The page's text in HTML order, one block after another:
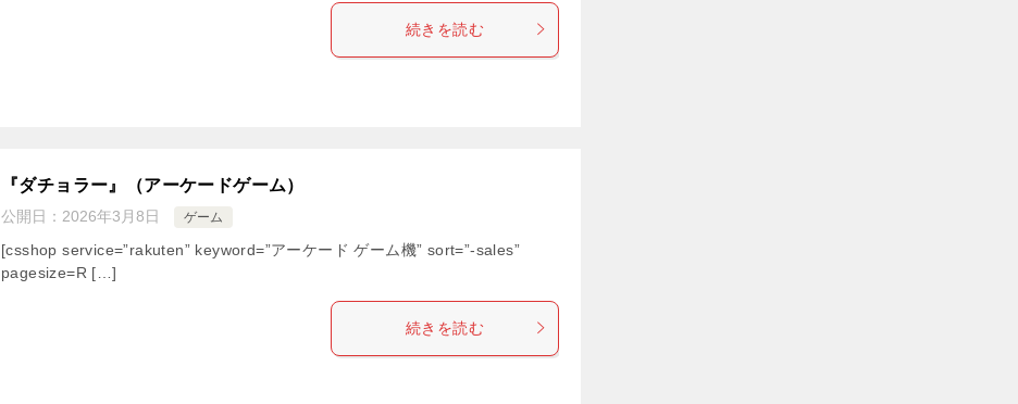
続きを読む
『ダチョラー』（アーケードゲーム）
公開日： 2026年3月8日 ゲーム
[csshop service=”rakuten” keyword=”アーケード ゲーム機” sort=”-sales”
pagesize=R […]
続きを読む